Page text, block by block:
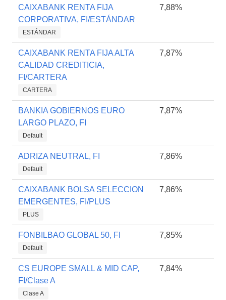
CAIXABANK RENTA FIJA
CORPORATIVA, FI/ESTÁNDAR
ESTÁNDAR
7,88%
CAIXABANK RENTA FIJA ALTA
CALIDAD CREDITICIA,
FI/CARTERA
CARTERA
7,87%
BANKIA GOBIERNOS EURO
LARGO PLAZO, FI
Default
7,87%
ADRIZA NEUTRAL, FI
Default
7,86%
CAIXABANK BOLSA SELECCION
EMERGENTES, FI/PLUS
PLUS
7,86%
FONBILBAO GLOBAL 50, FI
Default
7,85%
CS EUROPE SMALL & MID CAP,
FI/Clase A
Clase A
7,84%